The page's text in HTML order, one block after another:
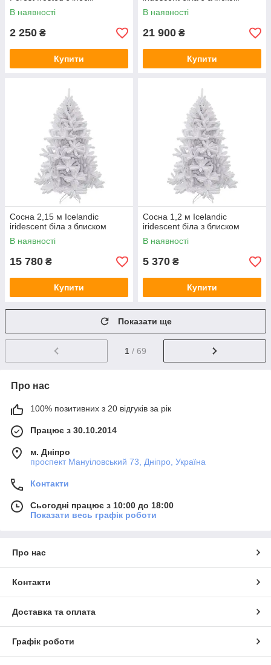
В наявності
2 250 ₴
Купити
В наявності
21 900 ₴
Купити
Сосна 2,15 м Icelandic
iridescent біла з блиском
В наявності
15 780 ₴
Купити
Сосна 1,2 м Icelandic
iridescent біла з блиском
В наявності
5 370 ₴
Купити
Показати ще
1 / 69
Про нас
100% позитивних з 20 відгуків за рік
Працює з 30.10.2014
м. Дніпро
проспект Мануіловський 73, Дніпро, Україна
Контакти
Сьогодні працює з 10:00 до 18:00
Показати весь графік роботи
Про нас
Контакти
Доставка та оплата
Графік роботи